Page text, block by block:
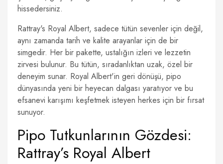
hissedersiniz.
Rattray's Royal Albert, sadece tütün sevenler için değil,
aynı zamanda tarih ve kalite arayanlar için de bir
simgedir. Her bir pakette, ustalığın izleri ve lezzetin
zirvesi bulunur. Bu tütün, sıradanlıktan uzak, özel bir
deneyim sunar. Royal Albert'in geri dönüşü, pipo
dünyasında yeni bir heyecan dalgası yaratıyor ve bu
efsanevi karışımı keşfetmek isteyen herkes için bir fırsat
sunuyor.
Pipo Tutkunlarının Gözdesi:
Rattray’s Royal Albert